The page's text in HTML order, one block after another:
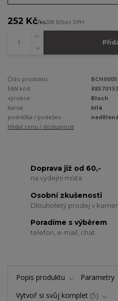
252 Kč/ks208 Kčbez DPH
Číslo produktu:
EAN kód:
výrobce:
Bloch
barva:
bílá
podrážka / podešev:
Hlídat cenu / dostupnost
Doprava již od 60,-
na výdejní místa
Osobní zkušenosti
Dlouholetý prodej v
Poradíme s výběrem
telefon, e-mail, chat
Popis produktu Parametry
Vytvoř si svůj komplet 5